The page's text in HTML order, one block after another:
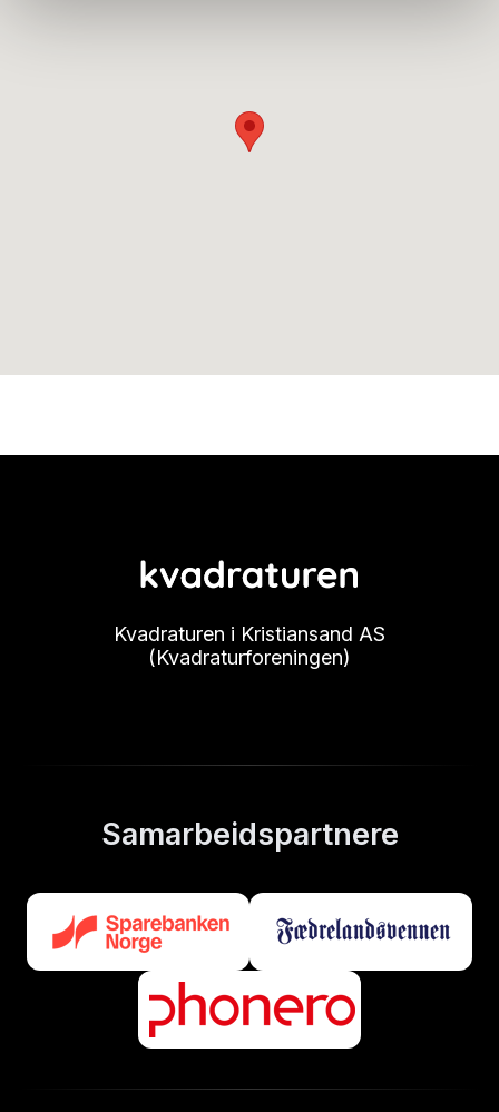
Kvadraturen i Kristiansand AS
(Kvadraturforeningen)
Samarbeidspartnere